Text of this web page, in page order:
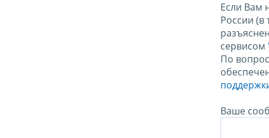
Если Вам
России (в
сервисом
По
Ваше